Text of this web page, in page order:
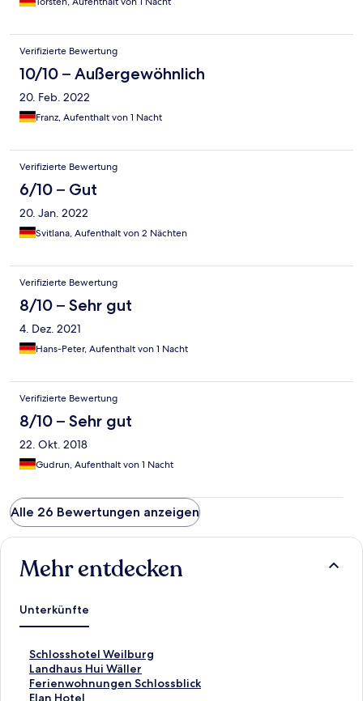
Verifizierte Bewertung
10/10 – Außergewöhnlich
20. Feb. 2022
Franz, Aufenthalt von 1 Nacht
Verifizierte Bewertung
6/10 – Gut
20. Jan. 2022
Svitlana, Aufenthalt von 2 Nächten
Verifizierte Bewertung
8/10 – Sehr gut
4. Dez. 2021
Hans-Peter, Aufenthalt von 1 Nacht
Verifizierte Bewertung
8/10 – Sehr gut
22. Okt. 2018
Gudrun, Aufenthalt von 1 Nacht
Alle 26 Bewertungen anzeigen
Mehr entdecken
Unterkünfte
Schlosshotel Weilburg
L
i
n
k
Landhaus Hui Wäller
L
i
n
Ferienwohnungen Schlossblick
L
iElan Hotel
L